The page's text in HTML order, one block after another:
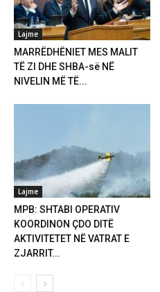
Lajme
MARRËDHËNIET MES MALIT
TË ZI DHE SHBA-së NË
NIVELIN MË TË...
Lajme
MPB: SHTABI OPERATIV
KOORDINON ÇDO DITË
AKTIVITETET NË VATRAT E
ZJARRIT...